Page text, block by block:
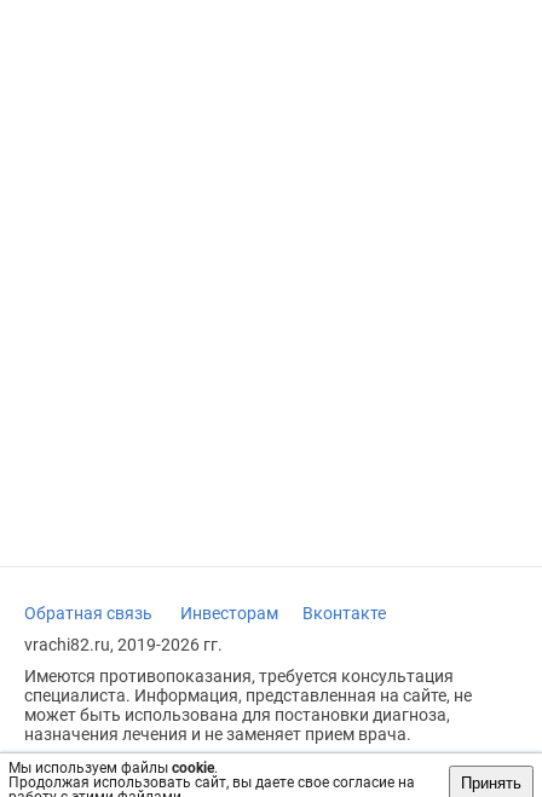
Мы используем файлы cookie.
Продолжая использовать сайт, вы даете свое согласие на
Принять
Обратная связь Инвесторам
Вконтакте
vrachi82.ru, 2019-2026 гг.
Имеются противопоказания, требуется консультация
специалиста. Информация, представленная на сайте, не
может быть использована для постановки диагноза,
назначения лечения и не заменяет прием врача.
Возрастное ограничение: 18+